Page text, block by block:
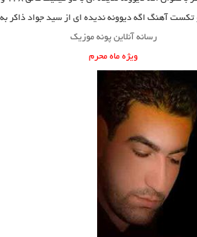
تکست آهنگ اگه دیوونه ندیده ای از سید جواد ذاکر
رسانه آنلاین پونه موزیک
ویژه ماه محرم